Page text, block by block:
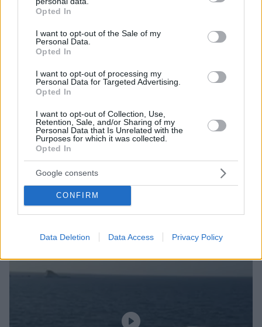
grant or deny consent to Google and its third-party tags to
use your data for below specified purposes in below Google
consent section.
Opted In
I want to opt-out of the Sale of my
Personal Data.
Opted In
I want to opt-out of processing my
Personal Data for Targeted Advertising.
Opted In
I want to opt-out of Collection, Use,
Retention, Sale, and/or Sharing of my
Personal Data that Is Unrelated with the
Purposes for which it was collected.
Opted In
Google consents
CONFIRM
Data Deletion Data Access Privacy Policy
Loaded:
100.00%
Νέα ανάφλεξη στη Μέση Ανατολή: Οι Χούθι
χτύπησαν εγκατάσταση της Aramco, το Ιράν βάζει
πιο σκληρούς όρους για τα Στενά του Ορμούζ
09.08.2026, 12:09